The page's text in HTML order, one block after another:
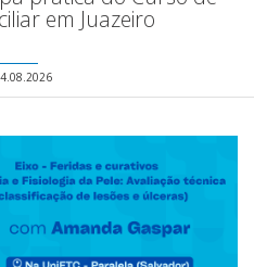
em Juazeiro